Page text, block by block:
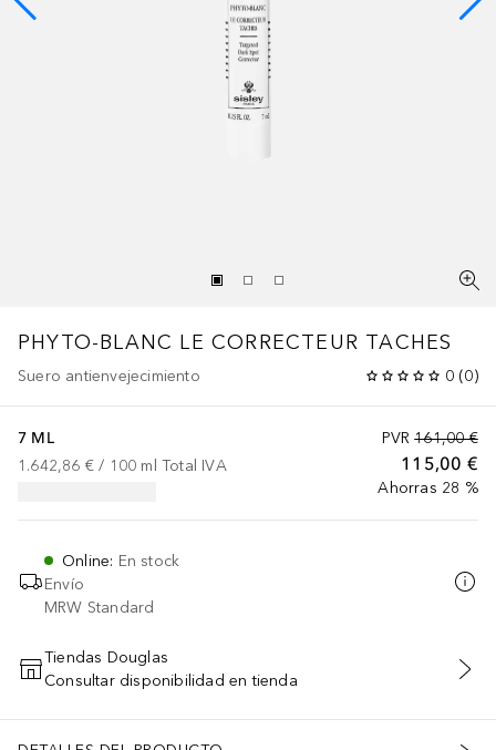
PHYTO-BLANC LE CORRECTEUR TACHES
Suero antienvejecimiento 0 (0)
PVR 161,00 €
115,00 €
Ahorras 28 %
7 ML
1.642,86 € / 100 ml Total IVA
Online: En stock
Envío
MRW Standard
AÑADIR AL CARRITO
Tiendas Douglas
Consultar disponibilidad en tienda